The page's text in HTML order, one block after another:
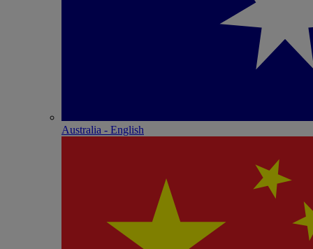
Australia - English